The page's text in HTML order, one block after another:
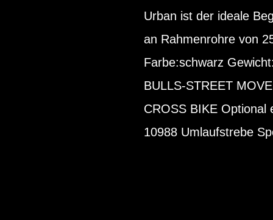
Urban ist der ideale
an Rahmenrohre von
Farbe:schwarz
BULLS-STREET
CROSS BIKE Optional
10988 Umlaufstrebe